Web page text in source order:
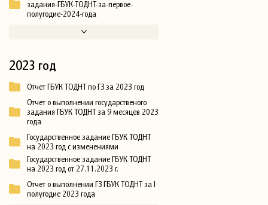
задания-ГБУК-ТОДНТ-за-первое-
полугодие-2024-года
2023 год
Отчет ГБУК ТОДНТ по ГЗ за 2023 год
Отчет о выполнении государственого
задания ГБУК ТОДНТ за 9 месяцев 2023
года
Государственное задание ГБУК ТОДНТ
на 2023 год с изменениями
Государственное задание ГБУК ТОДНТ
на 2023 год от 27.11.2023 г.
Отчет о выполнении ГЗ ГБУК ТОДНТ за I
полугодие 2023 года